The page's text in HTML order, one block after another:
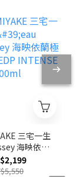
三宅一生
海映依蘭
香精 EDP
100ml